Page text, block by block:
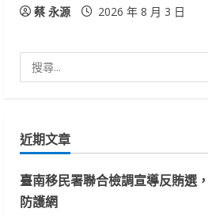
蔡 永源 2026 年 8 月 3 日
尋
字:
近期文章
臺南移民署聯合檢調宣導反賄選
防護網